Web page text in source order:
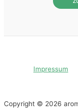
Impressum
Copyright © 2026